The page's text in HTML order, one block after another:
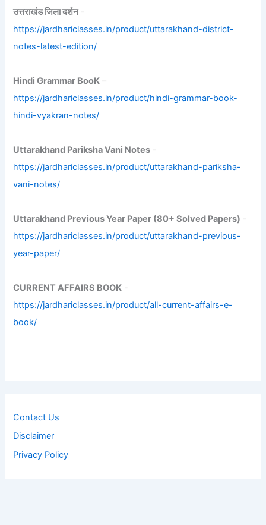
उत्तराखंड जिला दर्शन-
https://jardhariclasses.in/product/uttarakhand-district-
notes-latest-edition/
Hindi Grammar BooK –
https://jardhariclasses.in/product/hindi-grammar-book-
hindi-vyakran-notes/
Uttarakhand Pariksha Vani Notes -
https://jardhariclasses.in/product/uttarakhand-pariksha-
vani-notes/
Uttarakhand Previous Year Paper (80+ Solved Papers) -
https://jardhariclasses.in/product/uttarakhand-previous-
year-paper/
CURRENT AFFAIRS BOOK -
https://jardhariclasses.in/product/all-current-affairs-e-
book/
Contact Us
Disclaimer
Privacy Policy